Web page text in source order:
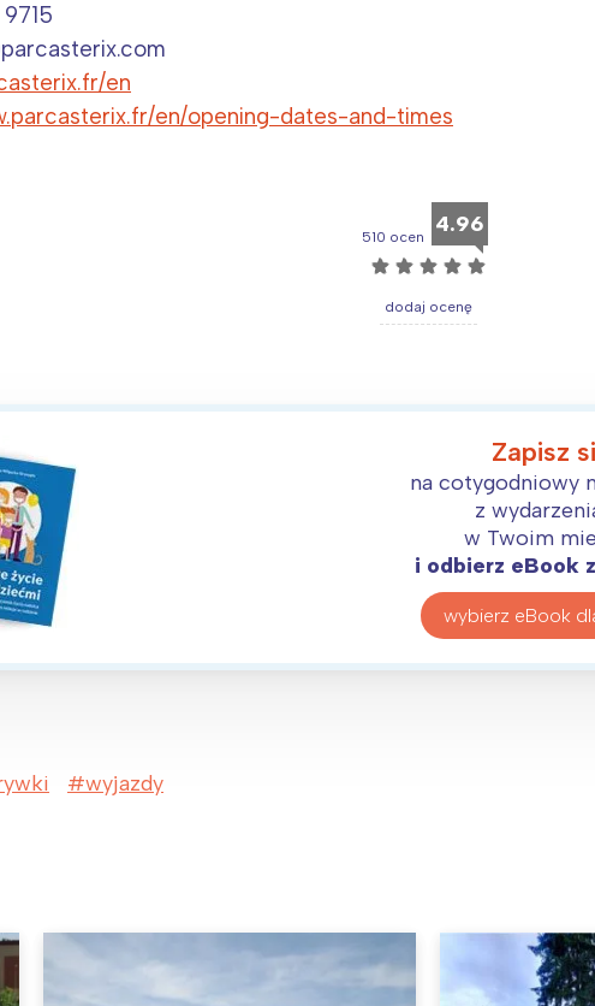
en
en/opening-dates-and-times
510 ocen 4.96
☆ ☆ ☆ ☆ ☆
dodaj ocenę
Zapisz
na cotygodniowy
z
w Twoim
i odbierz eBook
wybierz eBook
wyjazdy